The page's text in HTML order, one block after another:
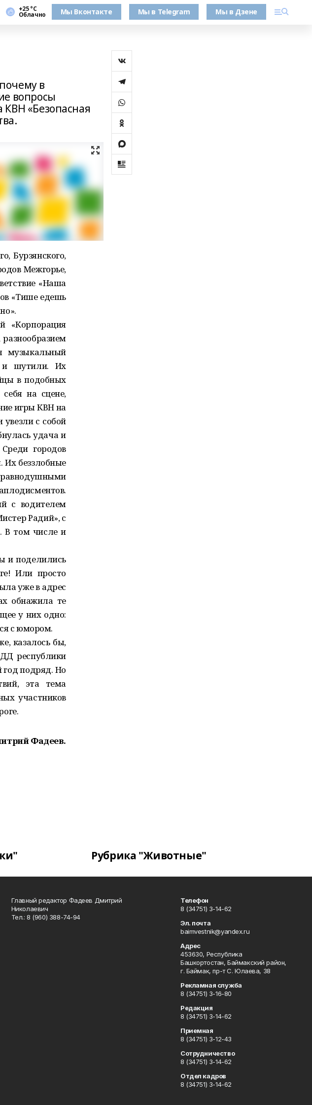
+25 °С
Облачно Мы Вконтакте Мы в Telegram Мы в Дзене
в
вопросы
КВН «Безопасная
Бурзянского,
Межгорье,
«Наша
«Тише едешь
«Корпорация
музыкальный
и шутили. Их
в подобных
на сцене,
игры КВН на
с собой
удача и
городов
Их беззлобные
с водителем
Радий», с
В том числе и
и поделились
Или просто
уже в адрес
обнажила те
у них одно:
с юмором.
казалось бы,
республики
подряд. Но
эта тема
участников
Фадеев.
Рубрика "Животные"
Главный редактор Фадеев Дмитрий
Николаевич
Тел.: 8 (960) 388-74-94
Телефон
8 (34751) 3-14-62
Эл. почта
baimvestnik@yandex.ru
Адрес
453630, Республика
Башкортостан, Баймакский район,
г. Баймак, пр-т С. Юлаева, 38
Рекламная служба
8 (34751) 3-16-80
Редакция
8 (34751) 3-14-62
Приемная
8 (34751) 3-12-43
Сотрудничество
8 (34751) 3-14-62
Отдел кадров
8 (34751) 3-14-62